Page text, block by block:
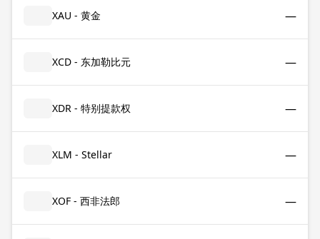
XAU - 黄金 —
XCD - 东加勒比元 —
XDR - 特别提款权 —
XLM - Stellar —
XOF - 西非法郎 —